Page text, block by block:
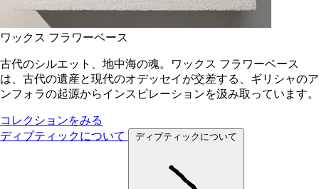
ワックス フラワーベース
古代のシルエット、地中海の魂。ワックス フラワーベース
は、古代の遺産と現代のオデッセイが交差する、ギリシャのア
ンフォラの起源からインスピレーションを汲み取っています。
コレクションをみる
ディプティックについて
ディプティックについて